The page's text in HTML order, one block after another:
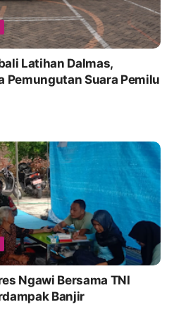
Latihan Dalmas,
Pemungutan Suara Pemilu
Ngawi Bersama TNI
Banjir